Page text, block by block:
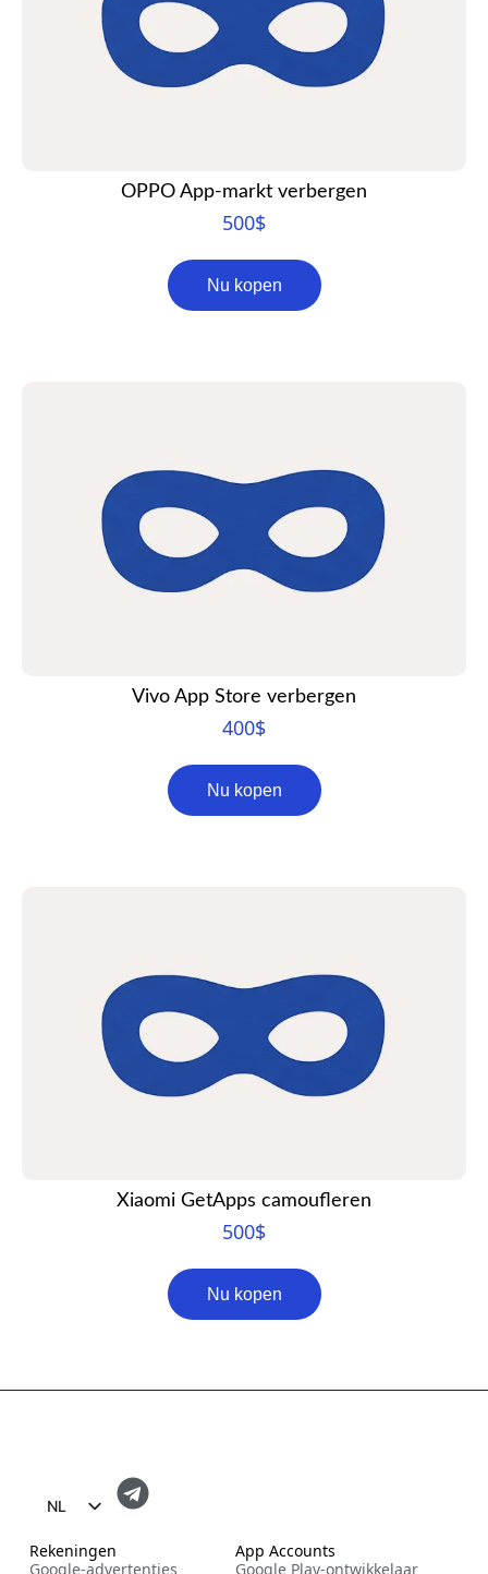
OPPO App-markt verbergen
500$
Nu kopen
Vivo App Store verbergen
400$
Nu kopen
Xiaomi GetApps camoufleren
500$
Nu kopen
NL
EN
Rekeningen
Google-advertenties
App Accounts
Google Play-ontwikkelaar